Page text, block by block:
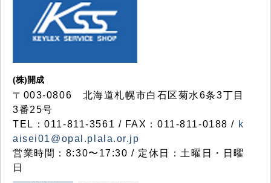
(株)開成
〒003-0806 北海道札幌市白石区菊水6条3丁目
3番25号
TEL：011-811-3561 / FAX：011-811-0188 / k
aisei01@opal.plala.or.jp
営業時間：8:30〜17:30 / 定休日：土曜日・日曜
日